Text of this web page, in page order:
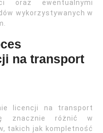
oraz ewentualnymi
wykorzystywanych w
na transport
licencji na transport
znacznie różnić w
takich jak kompletność